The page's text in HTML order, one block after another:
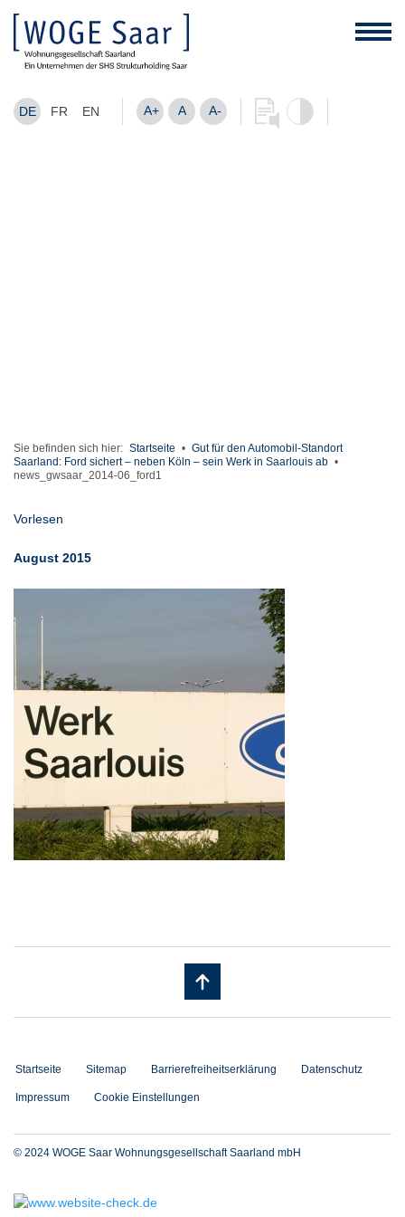
DE FR EN A+ A A-
Sie befinden sich hier: Startseite • Gut für den Automobil-Standort
Saarland: Ford sichert – neben Köln – sein Werk in Saarlouis ab •
news_gwsaar_2014-06_ford1
Vorlesen
August 2015
Startseite Sitemap Barrierefreiheitserklärung Datenschutz
Impressum Cookie Einstellungen
© 2024 WOGE Saar Wohnungsgesellschaft Saarland mbH